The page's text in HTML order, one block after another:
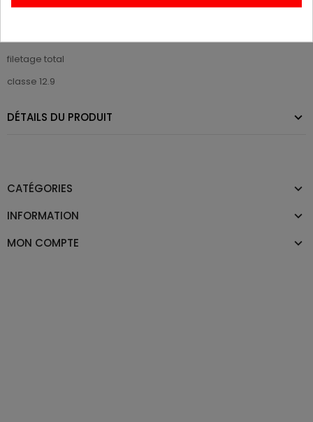
filetage total
classe 12.9
DÉTAILS DU PRODUIT
CATÉGORIES
INFORMATION
MON COMPTE